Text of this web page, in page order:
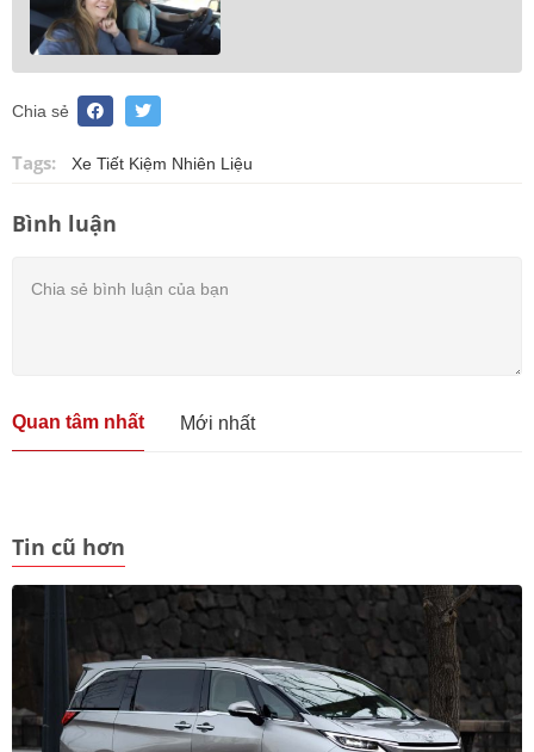
Chia sẻ
Tags: Xe Tiết Kiệm Nhiên Liệu
Bình luận
Quan tâm nhất Mới nhất
Tin cũ hơn